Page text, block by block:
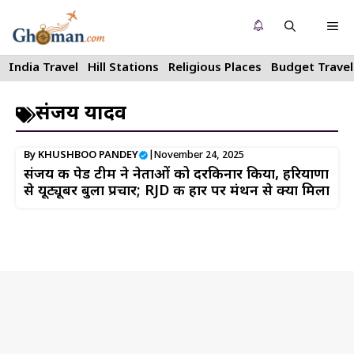
to
content
India Travel Hill Stations Religious Places Budget Travel
संजय यादव
By KHUSHBOO PANDEY November 24, 2025
संजय की पेड टीम ने नेताओं को दरकिनार किया, हरियाणा
से यूट्यूबर बुला प्रचार; RJD की हार पर मंथन से क्या मिला